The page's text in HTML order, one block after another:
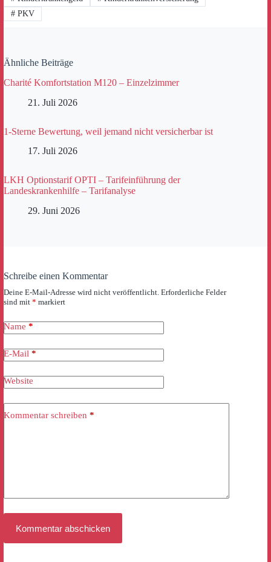
#PKV
Ähnliche Beiträge
Charité Komfortstation M120 – Einzelzimmer
21. Juli 2026
1-Sterne Bewertung, weil jemand nicht versicherbar ist
17. Juli 2026
LKH Optionstarif OPTI – Tarifeinführung der
Landeskrankenhilfe – Tarifanalyse
29. Juni 2026
Schreibe einen Kommentar
Deine E-Mail-Adresse wird nicht veröffentlicht. Erforderliche Felder
sind mit * markiert
Name *
E-Mail *
Website
Kommentar schreiben *
Kommentar abschicken